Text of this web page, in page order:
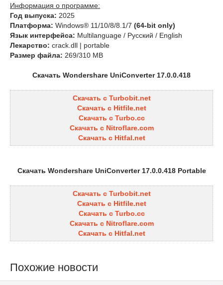
Информация о программе:
Год выпуска: 2025
Платформа: Windows® 11/10/8/8.1/7 (64-bit only)
Язык интерфейса: Multilanguage / Русский / English
Лекарство: crack.dll | portable
Размер файла: 269/310 MB
Скачать Wondershare UniConverter 17.0.0.418
Скачать с Turbobit.net
Скачать с Hitfile.net
Скачать с Turbo.cc
Скачать с Nitroflare.com
Скачать с Hitfal.net
Скачать Wondershare UniConverter 17.0.0.418 Portable
Скачать с Turbobit.net
Скачать с Hitfile.net
Скачать с Turbo.cc
Скачать с Nitroflare.com
Скачать с Hitfal.net
Похожие новости